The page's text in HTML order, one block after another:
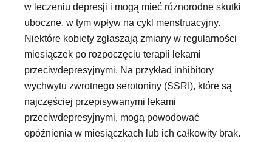
w leczeniu depresji i mogą mieć różnorodne skutki
uboczne, w tym wpływ na cykl menstruacyjny.
Niektóre kobiety zgłaszają zmiany w regularności
miesiączek po rozpoczęciu terapii lekami
przeciwdepresyjnymi. Na przykład inhibitory
wychwytu zwrotnego serotoniny (SSRI), które są
najczęściej przepisywanymi lekami
przeciwdepresyjnymi, mogą powodować
opóźnienia w miesiączkach lub ich całkowity brak.